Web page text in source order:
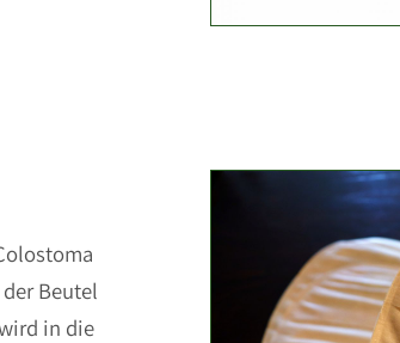
Beutel
in die